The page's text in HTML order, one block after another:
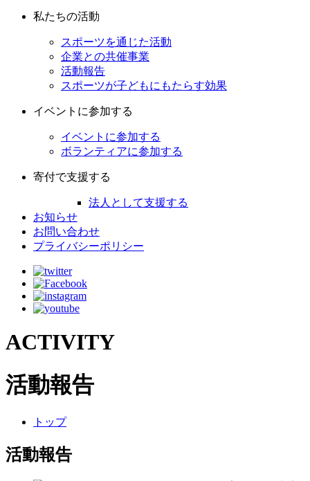
私たちの活動
スポーツを通じた活動
企業との共催事業
活動報告
スポーツが子どもにもたらす効果
イベントに参加する
イベントに参加する
ボランティアに参加する
寄付で支援する
法人として支援する
お知らせ
お問い合わせ
プライバシーポリシー
ACTIVITY
活動報告
トップ
活動報告